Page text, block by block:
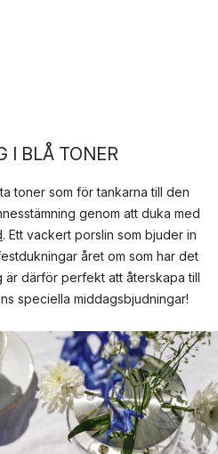
I BLÅ TONER
toner som för tankarna till den
genom att duka med
. Ett vackert porslin som bjuder in
året om som har det
är därför perfekt att återskapa till
speciella middagsbjudningar!